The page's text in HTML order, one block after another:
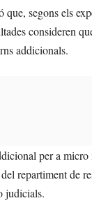
segons els
consideren
addicionals.
per a
repartiment de
judicials.